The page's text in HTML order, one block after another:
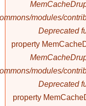
modules/
Deprecated
property
modules/
Deprecated
property